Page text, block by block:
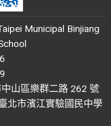
Municipal Binjiang
山區樂群二路 262 號
北市濱江實驗國民中學